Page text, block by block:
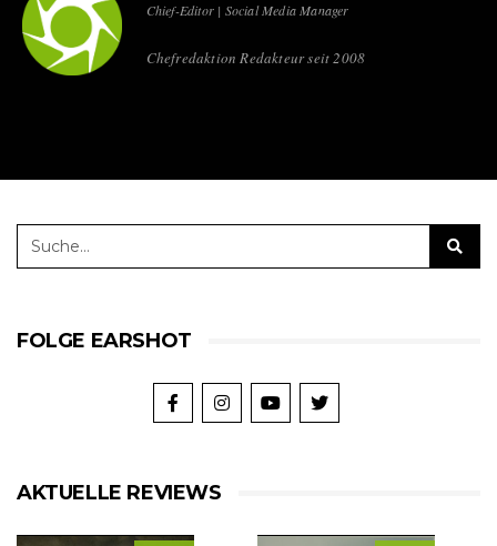
Chief-Editor | Social Media Manager
Chefredaktion Redakteur seit 2008
FOLGE EARSHOT
AKTUELLE REVIEWS